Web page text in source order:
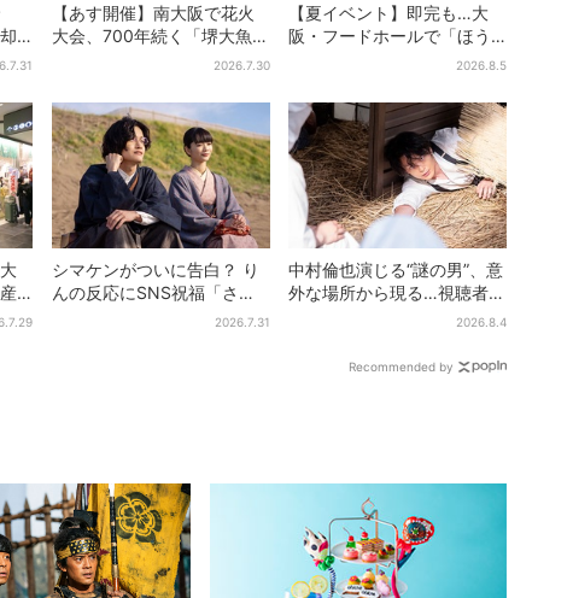
に
【あす開催】南大阪で花火
大会、700年続く「堺大魚夜
市」のフィナーレ飾る…有料
2026.7.30
【夏イベント】即完も…大
阪・フードホールで「ほう
せき箱」の“限定かき氷”が復
2026.8.5
シマケンがついに告白？ り
んの反応にSNS祝福「さす
がに伝わったよね？」2026.7.31
中村倫也演じる“謎の男”、意
外な場所から現る…視聴者歓
喜「こんな登場シーンと2026.8.4
Recommended by